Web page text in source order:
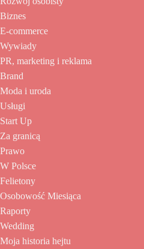
Biznes
E-commerce
Wywiady
PR, marketing i reklama
Brand
Moda i uroda
Usługi
Start Up
Za granicą
Prawo
W Polsce
Felietony
Osobowość Miesiąca
Raporty
Wedding
Moja historia hejtu